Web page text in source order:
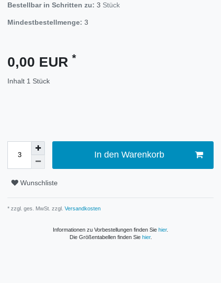
Bestellbar in Schritten zu: 3 Stück
Mindestbestellmenge: 3
0,00 EUR *
Inhalt 1 Stück
In den Warenkorb
Wunschliste
* zzgl. ges. MwSt. zzgl. Versandkosten
Informationen zu Vorbestellungen finden Sie hier.
Die Größentabellen finden Sie hier.